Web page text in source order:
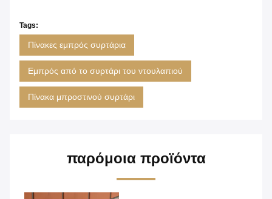
Tags:
Πίνακες εμπρός συρτάρια
Εμπρός από το συρτάρι του ντουλαπιού
Πίνακα μπροστινού συρτάρι
παρόμοια προϊόντα